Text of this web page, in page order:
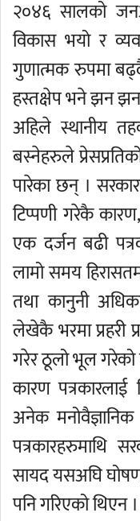
२०४६ सालको
विकास भयो र
गुणात्मक रुपमा
हस्तक्षेप भने झन
अहिले स्थानीय
बस्नेहरुले
पारेका छन् ।
टिप्पणी गरेकै
एक दर्जन बढी
लामो समय
तथा कानुनी
लेखेकै भरमा प्रहरी
गरेर ठूलो भूल गरेको
कारण पत्रकारलाई
अनेक
पत्रकारहरुमाथि
सायद यसअघि
पनि गरिएको थिएन ।